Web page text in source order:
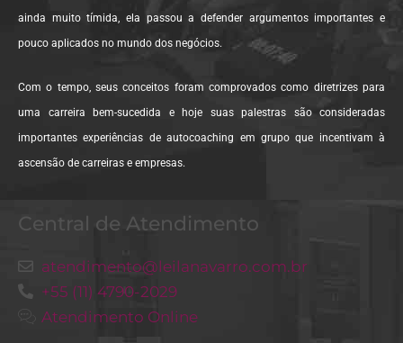
ainda muito tímida, ela passou a defender argumentos importantes e
pouco aplicados no mundo dos negócios.
Com o tempo, seus conceitos foram comprovados como diretrizes para
uma carreira bem-sucedida e hoje suas palestras são consideradas
importantes experiências de autocoaching em grupo que incentivam à
ascensão de carreiras e empresas.
Central de Atendimento
atendimento@leilanavarro.com.br
+55 (11) 4790-2029
Atendimento Online